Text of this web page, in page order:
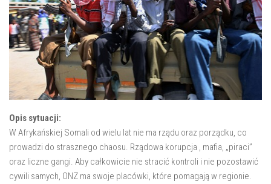
Opis sytuacji:
W Afrykańskiej Somali od wielu lat nie ma rządu oraz porządku, co
prowadzi do strasznego chaosu. Rządowa korupcja , mafia, „piraci”
oraz liczne gangi. Aby całkowicie nie stracić kontroli i nie pozostawić
cywili samych, ONZ ma swoje placówki, które pomagają w regionie.